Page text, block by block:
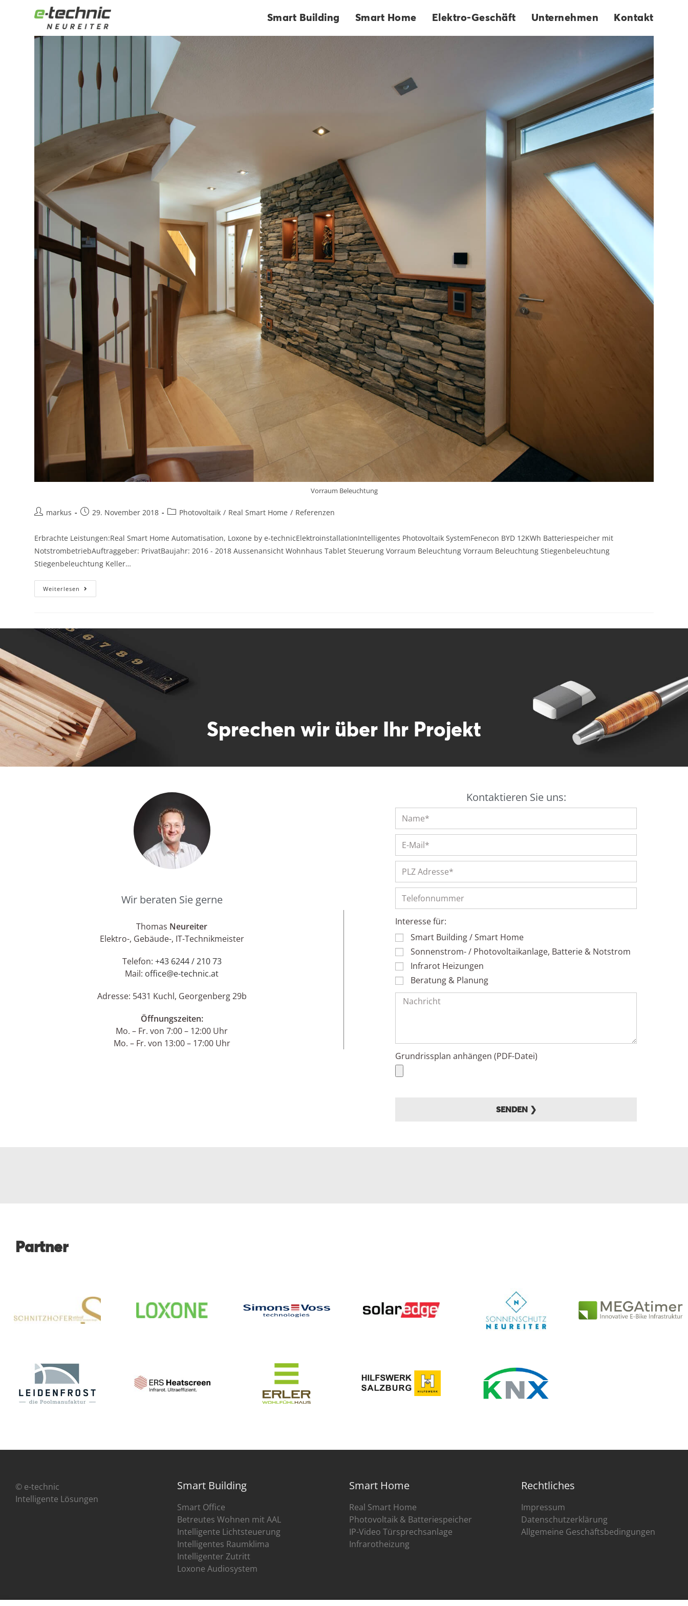
Smart Building Smart Home Elektro-Geschäft Unternehmen Kontakt
Modernes Wohnhaus mit Smart Home Automatisation
Vorraum Beleuchtung
markus 29. November 2018 Photovoltaik / Real Smart Home / Referenzen
Erbrachte Leistungen:Real Smart Home Automatisation, Loxone by e-technicElektroinstallationIntelligentes Photovoltaik SystemFenecon BYD 12KWh Batteriespeicher mit
NotstrombetriebAuftraggeber: PrivatBaujahr: 2016 - 2018 Aussenansicht Wohnhaus Tablet Steuerung Vorraum Beleuchtung Vorraum Beleuchtung Stiegenbeleuchtung
Stiegenbeleuchtung Keller…
Weiterlesen
Sprechen wir über Ihr Projekt
Wir beraten Sie gerne
Thomas Neureiter
Elektro-, Gebäude-, IT-Technikmeister
Telefon: +43 6244 / 210 73
Mail: office@e-technic.at
Adresse: 5431 Kuchl, Georgenberg 29b
Öffnungszeiten:
Mo. – Fr. von 7:00 – 12:00 Uhr
Mo. – Fr. von 13:00 – 17:00 Uhr
Kontaktieren Sie uns:
Interesse für:
Smart Building / Smart Home
Sonnenstrom- / Photovoltaikanlage, Batterie & Notstrom
Infrarot Heizungen
Beratung & Planung
Grundrissplan anhängen (PDF-Datei)
SENDEN ❯
Partner
© e-technic
Intelligente Lösungen
Smart Building
Smart Office
Betreutes Wohnen mit AAL
Intelligente Lichtsteuerung
Intelligentes Raumklima
Intelligenter Zutritt
Loxone Audiosystem
Smart Home
Real Smart Home
Photovoltaik & Batteriespeicher
IP-Video Türsprechsanlage
Infrarotheizung
Rechtliches
Impressum
Datenschutzerklärung
Allgemeine Geschäftsbedingungen